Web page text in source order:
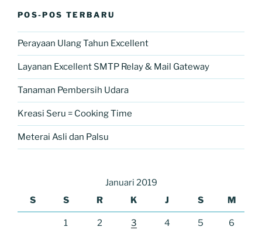
POS-POS TERBARU
Perayaan Ulang Tahun Excellent
Layanan Excellent SMTP Relay & Mail Gateway
Tanaman Pembersih Udara
Kreasi Seru = Cooking Time
Meterai Asli dan Palsu
Januari 2019
S
S R K J S M
1 2 3 4 5 6